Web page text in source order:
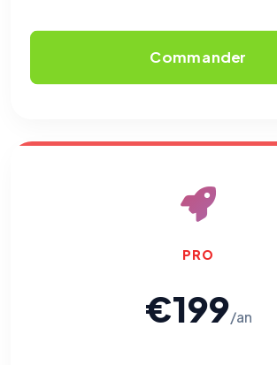
Commander
PRO
€199/an
Nous aident à comprendre comment vous
anonymisées via Google Analytics.
Meta/Facebook). Vous pouvez les refuser sans
HORS SITE WEB
pixels 2026 / FAQ juillet 2026).Ce suivi n'est pas
vous opposer à ce suivi ») — sans vous
contact@logicielreferencement.com
(section Traceurs dans les